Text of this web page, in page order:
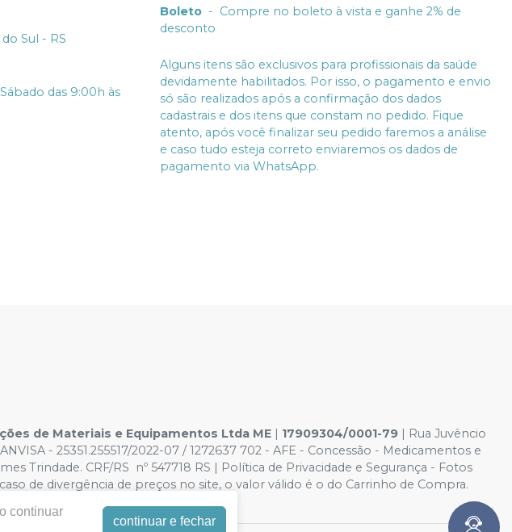
Sul - RS
das 9:00h às
Boleto - Compre no boleto à vista e ganhe 2% de
desconto
Alguns itens são exclusivos para profissionais da saúde
devidamente habilitados. Por isso, o pagamento e envio
só são realizados após a confirmação dos dados
cadastrais e dos itens que constam no pedido. Fique
atento, após você finalizar seu pedido faremos a análise
e caso tudo esteja correto enviaremos os dados de
pagamento via WhatsApp.
de Materiais e Equipamentos Ltda ME 17909304/0001-79 | Rua Juvêncio
- 25351.255517/2022-07 / 1272637 702 - AFE - Concessão - Medicamentos e
Trindade. CRF/RS nº 547718 RS | Política de Privacidade e Segurança - Fotos
de divergência de preços no site, o valor válido é o do Carrinho de Compra.
continuar
continuar e fechar